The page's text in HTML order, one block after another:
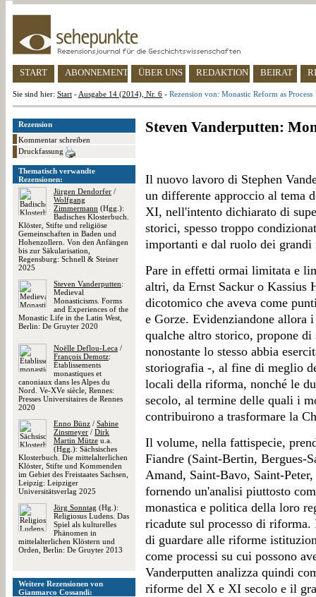
START ABONNEMENT ÜBER UNS REDAKTION BEIRAT
Sie sind hier: Start - Ausgabe 14 (2014), Nr. 6 - Rezension von: Monastic Reform as Process
Rezension
Kommentar schreiben
Druckfassung
Thematisch verwandte
Rezensionen:
Jürgen Dendorfer /
Wolfgang
Zimmermann (Hgg.):
Badisches Klosterbuch.
Klöster, Stifte und religiöse
Gemeinschaften in Baden und
Hohenzollern. Von den Anfängen
bis zur Säkularisation,
Regensburg: Schnell & Steiner
2025
Steven Vanderputten:
Medieval
Monasticisms. Forms
and Experiences of the
Monastic Life in the Latin West,
Berlin: De Gruyter 2020
Noëlle Deflou-Leca /
François Demotz:
Établissements
monastiques et
canoniaux dans les Alpes du
Nord. Ve-XVe siècle, Rennes:
Presses Universitaires de Rennes
2020
Enno Bünz / Sabine
Zinsmeyer / Dirk
Martin Mütze u.a.
(Hgg.): Sächsisches
Klosterbuch. Die mittelalterlichen
Klöster, Stifte und Kommenden
im Gebiet des Freistaates Sachsen,
Leipzig: Leipziger
Universitätsverlag 2025
Jörg Sonntag (Hg.):
Religiosus Ludens. Das
Spiel als kulturelles
Phänomen in
mittelalterlichen Klöstern und
Orden, Berlin: De Gruyter 2013
Weitere Rezensionen von
Gianmarco Cossandi:
Steven Vanderputten:
Il nuovo lavoro di Stephen
un differente approccio al tema
XI, nell'intento dichiarato di
storici, spesso troppo
importanti e dal ruolo dei grandi
Pare in effetti ormai limitata e
altri, da Ernst Sackur o Kassius
dicotomico che aveva come
e Gorze. Evidenziandone allora
qualche altro storico, propone
nonostante lo stesso abbia
storiografia -, al fine di meglio
locali della riforma, nonché le
secolo, al termine delle quali i
contribuirono a trasformare la
Il volume, nella fattispecie,
Fiandre (Saint-Bertin, Bergues-
Amand, Saint-Bavo, Saint-
fornendo un'analisi piuttosto
monastica e politica della loro
ricadute sul processo di
di guardare alle riforme
come processi su cui possono
Vanderputten analizza quindi
riforme del X e XI secolo e il